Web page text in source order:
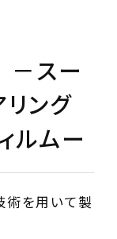
スー
ング
ルムー
術を用いて製